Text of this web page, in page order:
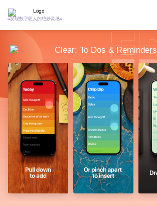
发现数字匠人的绝妙灵感
Clear: To Dos & Reminders